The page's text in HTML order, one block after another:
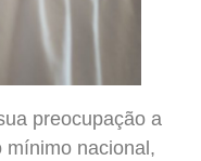
preocupação a
mínimo nacional,